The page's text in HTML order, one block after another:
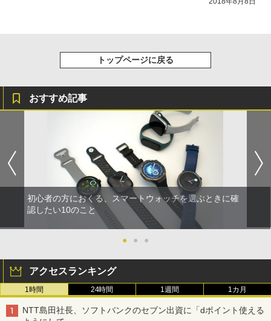
トップページに戻る
おすすめ記事
初心者の方におくる、スマートウォッチを選ぶときに確
認したい10のこと
● ● ●
アクセスランキング
1時間 24時間 1週間 1カ月
NTT島田社長、ソフトバンクのセブン出資に「dポイント使える